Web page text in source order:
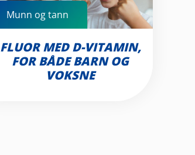
Munn og tann
FLUOR MED D-VITAMIN,
FOR BÅDE BARN OG
VOKSNE